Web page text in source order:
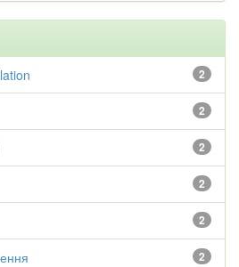
2
2
2
2
2
2